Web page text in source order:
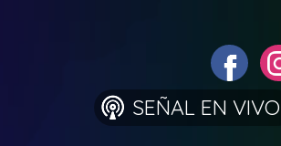
SEÑAL EN VIVO